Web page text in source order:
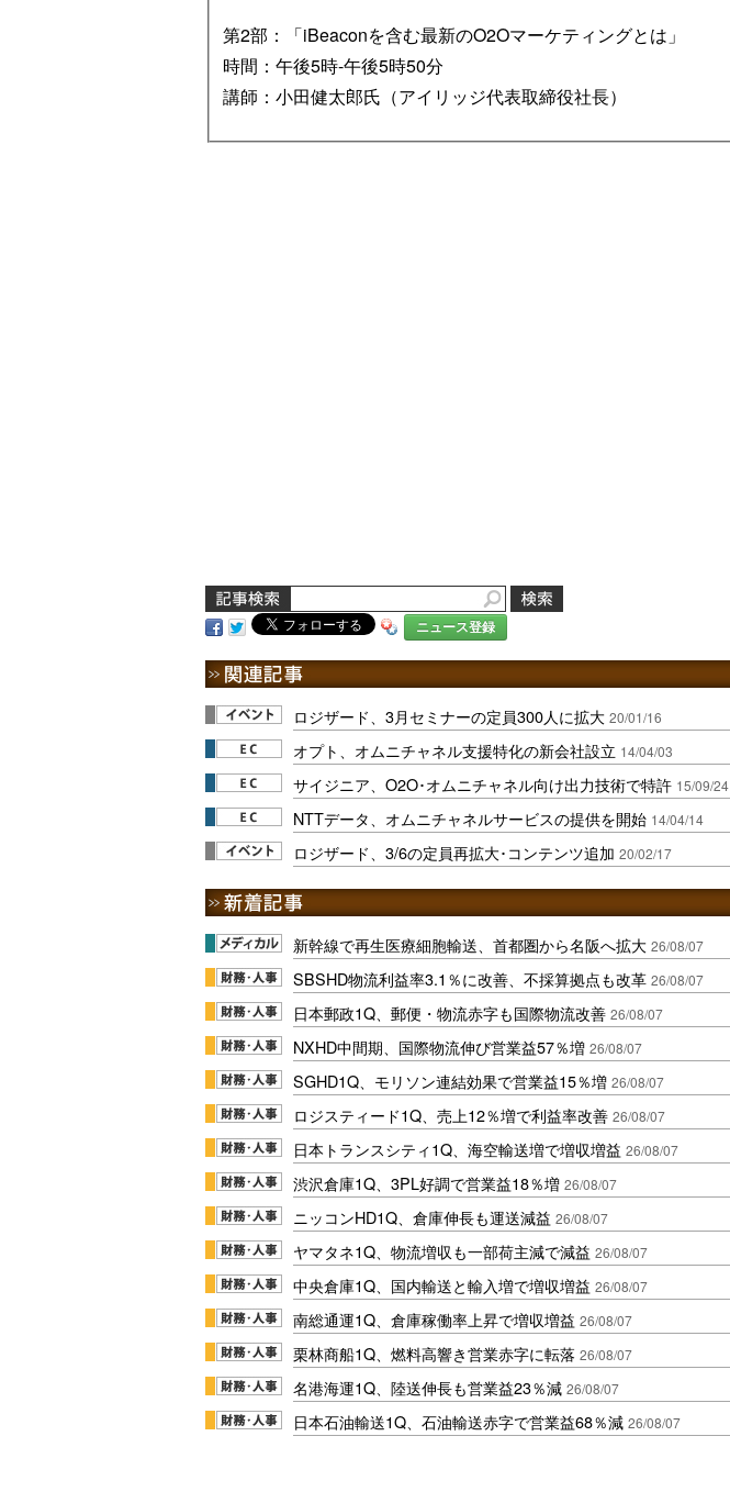
第2部：「iBeaconを含む最新のO2Oマーケティングとは」
時間：午後5時-午後5時50分
講師：小田健太郎氏（アイリッジ代表取締役社長）
ニュース登録
ロジザード、3月セミナーの定員300人に拡大 20/01/16
オプト、オムニチャネル支援特化の新会社設立 14/04/03
サイジニア、O2O･オムニチャネル向け出力技術で特許 15/09/24
NTTデータ、オムニチャネルサービスの提供を開始 14/04/14
ロジザード、3/6の定員再拡大･コンテンツ追加 20/02/17
新幹線で再生医療細胞輸送、首都圏から名阪へ拡大 26/08/07
SBSHD物流利益率3.1％に改善、不採算拠点も改革 26/08/07
日本郵政1Q、郵便・物流赤字も国際物流改善 26/08/07
NXHD中間期、国際物流伸び営業益57％増 26/08/07
SGHD1Q、モリソン連結効果で営業益15％増 26/08/07
ロジスティード1Q、売上12％増で利益率改善 26/08/07
日本トランスシティ1Q、海空輸送増で増収増益 26/08/07
渋沢倉庫1Q、3PL好調で営業益18％増 26/08/07
ニッコンHD1Q、倉庫伸長も運送減益 26/08/07
ヤマタネ1Q、物流増収も一部荷主減で減益 26/08/07
中央倉庫1Q、国内輸送と輸入増で増収増益 26/08/07
南総通運1Q、倉庫稼働率上昇で増収増益 26/08/07
栗林商船1Q、燃料高響き営業赤字に転落 26/08/07
名港海運1Q、陸送伸長も営業益23％減 26/08/07
日本石油輸送1Q、石油輸送赤字で営業益68％減 26/08/07